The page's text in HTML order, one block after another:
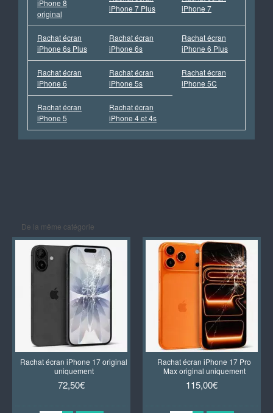
iPhone 8
original
iPhone 7 Plus
iPhone 7
Rachat écran
iPhone 6s Plus
Rachat écran
iPhone 6s
Rachat écran
iPhone 6 Plus
Rachat écran
iPhone 6
Rachat écran
iPhone 5s
Rachat écran
iPhone 5C
Rachat écran
iPhone 5
Rachat écran
iPhone 4 et 4s
De la même catégorie
Rachat écran iPhone 17 original
uniquement
72,50€
Rachat écran iPhone 17 Pro
Max original uniquement
115,00€